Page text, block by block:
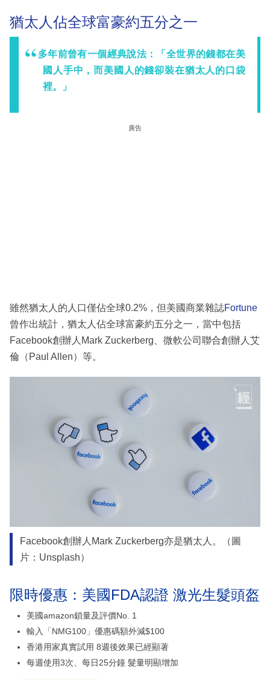
猶太人佔全球富豪約五分之一
多年前曾有一個經典說法：「全世界的錢都在美
國人手中，而美國人的錢卻裝在猶太人的口袋
裡。」
廣告
雖然猶太人的人口僅佔全球0.2%，但美國商業雜誌Fortune
曾作出統計，猶太人佔全球富豪約五分之一，當中包括
Facebook創辦人Mark Zuckerberg、微軟公司聯合創辦人艾
倫（Paul Allen）等。
Facebook創辦人Mark Zuckerberg亦是猶太人。（圖
片：Unsplash）
限時優惠：美國FDA認證 激光生髮頭盔
美國amazon鎖量及評價No. 1
輸入「NMG100」優惠碼額外減$100
香港用家真實試用 8週後效果已經顯著
每週使用3次、每日25分鐘 髮量明顯增加